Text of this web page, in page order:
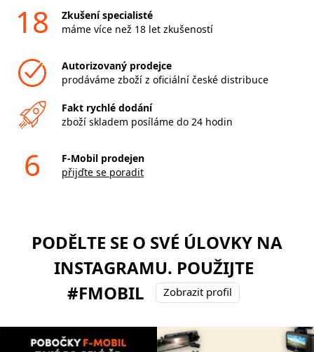
18
Zkušení specialisté
máme více než 18 let zkušeností
Autorizovaný prodejce
prodáváme zboží z oficiální české distribuce
Fakt rychlé dodání
zboží skladem posíláme do 24 hodin
6
F-Mobil prodejen
přijďte se poradit
PODĚLTE SE O SVÉ ÚLOVKY NA
INSTAGRAMU. POUŽIJTE
#FMOBIL
Zobrazit profil